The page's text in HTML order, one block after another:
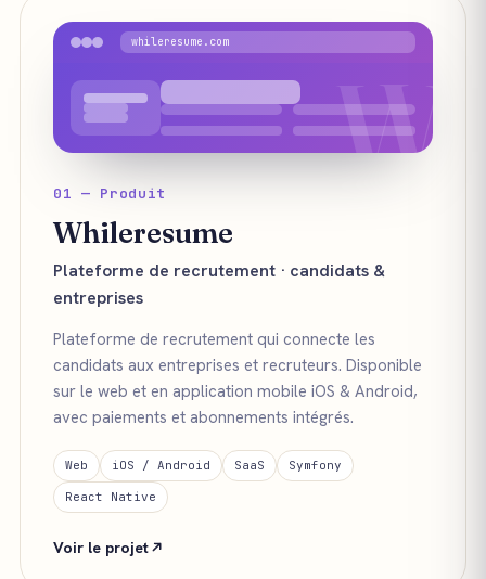
whileresume.com
W
01 — Produit
Whileresume
Plateforme de recrutement · candidats &
entreprises
Plateforme de recrutement qui connecte les
candidats aux entreprises et recruteurs. Disponible
sur le web et en application mobile iOS & Android,
avec paiements et abonnements intégrés.
Web iOS / Android SaaS Symfony
React Native
Voir le projet